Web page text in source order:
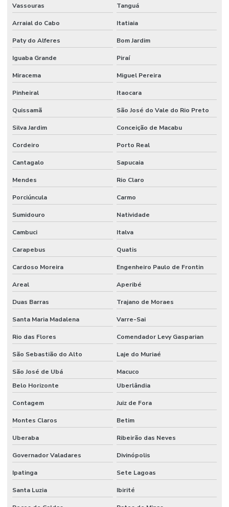
Vassouras Tanguá
Arraial do Cabo Itatiaia
Paty do Alferes Bom Jardim
Iguaba Grande Piraí
Miracema Miguel Pereira
Pinheiral Itaocara
Quissamã São José do Vale do Rio Preto
Silva Jardim Conceição de Macabu
Cordeiro Porto Real
Cantagalo Sapucaia
Mendes Rio Claro
Porciúncula Carmo
Sumidouro Natividade
Cambuci Italva
Carapebus Quatis
Cardoso Moreira Engenheiro Paulo de Frontin
Areal Aperibé
Duas Barras Trajano de Moraes
Santa Maria Madalena Varre-Sai
Rio das Flores Comendador Levy Gasparian
São Sebastião do Alto Laje do Muriaé
São José de Ubá
Macuco
Belo Horizonte
Uberlândia
Contagem Juiz de Fora
Montes Claros Betim
Uberaba Ribeirão das Neves
Governador Valadares Divinópolis
Ipatinga Sete Lagoas
Santa Luzia Ibirité